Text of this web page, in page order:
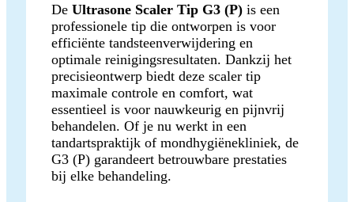
De Ultrasone Scaler Tip G3 (P) is een
professionele tip die ontworpen is voor
efficiënte tandsteenverwijdering en
optimale reinigingsresultaten. Dankzij het
precisieontwerp biedt deze scaler tip
maximale controle en comfort, wat
essentieel is voor nauwkeurig en pijnvrij
behandelen. Of je nu werkt in een
tandartspraktijk of mondhygiënekliniek, de
G3 (P) garandeert betrouwbare prestaties
bij elke behandeling.